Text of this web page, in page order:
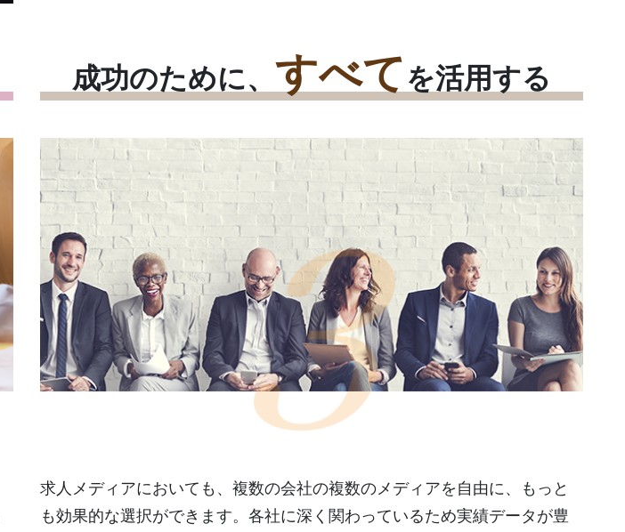
成功のために、 すべてを活用する
求人メディアにおいても、複数の会社の複数のメディアを自由に、もっと
も効果的な選択ができます。各社に深く関わっているため実績データが豊